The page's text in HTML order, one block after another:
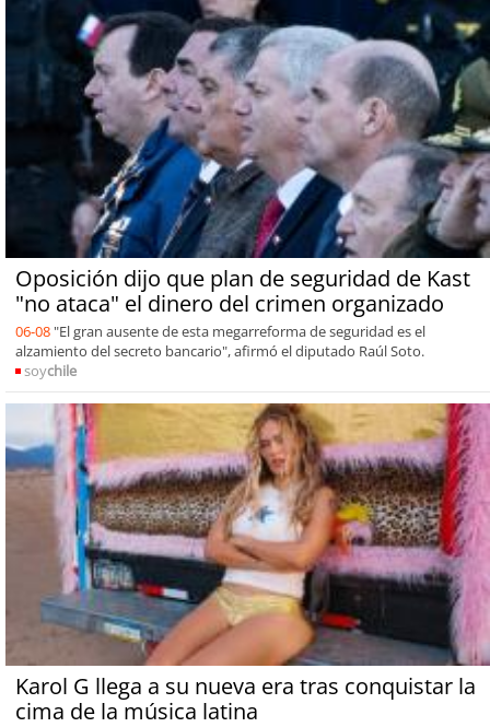
Oposición dijo que plan de seguridad de Kast
"no ataca" el dinero del crimen organizado
06-08 "El gran ausente de esta megarreforma de seguridad es el
alzamiento del secreto bancario", afirmó el diputado Raúl Soto.
soychile
Karol G llega a su nueva era tras conquistar la
cima de la música latina